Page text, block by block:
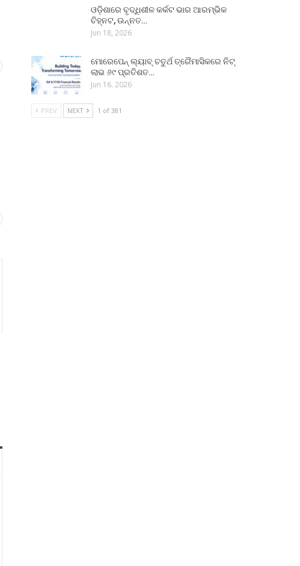
ଓଡ଼ିଶାରେ ବୃଦ୍ଧିଶୀଳ କର୍କଟ ଭାର ଆରମ୍ଭିକ
ଚିହ୍ନଟ, ଉନ୍ନତ…
Jun 18, 2026
ମୋରେପେନ୍ ଲ୍ୟାବ୍ ଚତୁର୍ଥ ତ୍ରୈମାସିକରେ ନିଟ୍
ଲାଭ ୬୯ ପ୍ରତିଶତ…
Jun 16, 2026
PREV NEXT 1 of 381